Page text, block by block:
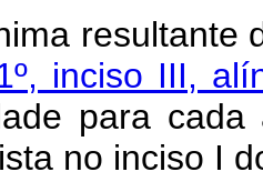
resultante
inciso III,
para
no inciso I